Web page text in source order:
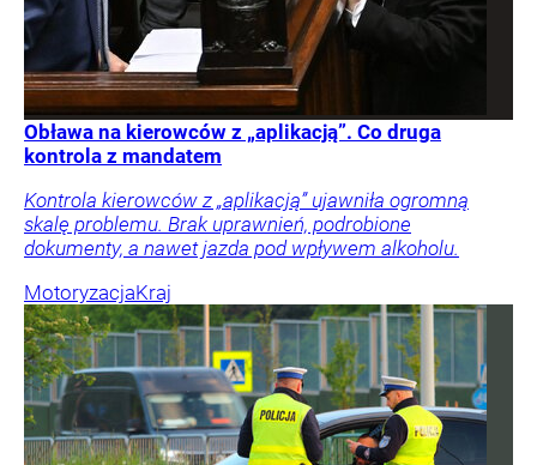
Obława na kierowców z „aplikacją”. Co druga
kontrola z mandatem
Kontrola kierowców z „aplikacją” ujawniła ogromną
skalę problemu. Brak uprawnień, podrobione
dokumenty, a nawet jazda pod wpływem alkoholu.
MotoryzacjaKraj